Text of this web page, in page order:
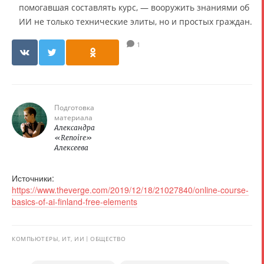
помогавшая составлять курс, — вооружить знаниями об
ИИ не только технические элиты, но и простых граждан.
1
Подготовка
материала
Александра
«Renoire»
Алексеева
Источники:
https://www.theverge.com/2019/12/18/21027840/online-course-
basics-of-ai-finland-free-elements
КОМПЬЮТЕРЫ, ИТ, ИИ ОБЩЕСТВО